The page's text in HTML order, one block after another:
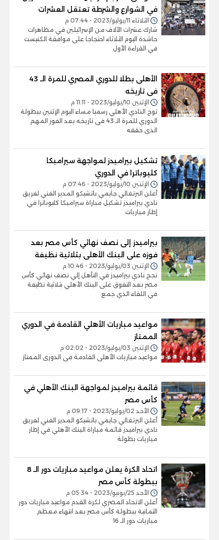
في الشوارع والشرطة تعتقل العشرات
الثلاثاء 11/يوليو/2023 - 07:44 م
شارك عشرات الآلاف من الإسرائيلين في مظاهرات
حاشدة اليوم الثلاثاء احتجاجا على موافقة الكنيست
في القراءة الأول
الأهلى بطلا للدوري المصري للمرة الـ 43
فى تاريخه
الإثنين 10/يوليو/2023 - 11:11 م
توج النادي الأهلي رسميا مساء اليوم الإثنين ببطولة
الدوري للمرة الـ 43 فى تاريخه بعد الفوز المهم
الذى حققه
تشكيل بيراميدز لمواجهة سيرامبكا
كليوباترا في الدوري
الإثنين 10/يوليو/2023 - 07:46 م
أعلن البرتغالي جايمي باتشيكو المدير الفني لفريق
نادي بيراميدز تشكيل مباراة سيرامبكا كليوباترا في
إطار مباريات
بيراميدز إلى نصف نهائي كأس مصر بعد
فوزه على البنك الأهلى بثلاثية نظيفة
الإثنين 03/يوليو/2023 - 10:46 م
نجح نادي بيراميدز في التأهل إلي نصف نهائي كأس
مصر بعد التفوق على البنك الأهلي بثلاثية نظيفة
في اللقاء الذي جمع
مواعيد مباريات الأهلي القادمة في الدوري
الممتاز
الإثنين 03/يوليو/2023 - 02:02 م
مواعيد مباريات الأهلى القادمة فى الدورى الممتاز
قائمة بيراميدز لمواجهة البنك الأهلي في
كأس مصر
الأحد 02/يوليو/2023 - 09:17 م
أعلن البرتغالي جايمي باتشيكو المدير الفني لفريق
نادي بيراميدز قائمة مباراة البنك الأهلي في إطار
مباريات بطولة
اتحاد الكرة يعلن مواعيد مباريات دور الـ 8
ببطولة كأس مصر
الأحد 25/يونيو/2023 - 05:34 م
أعلن الاتحاد المصري لكرة القدم مواعيد مباريات دور
الثمانية ببطولة كأس مصر بعد انتهاء معظم
مباريات دور الـ 16